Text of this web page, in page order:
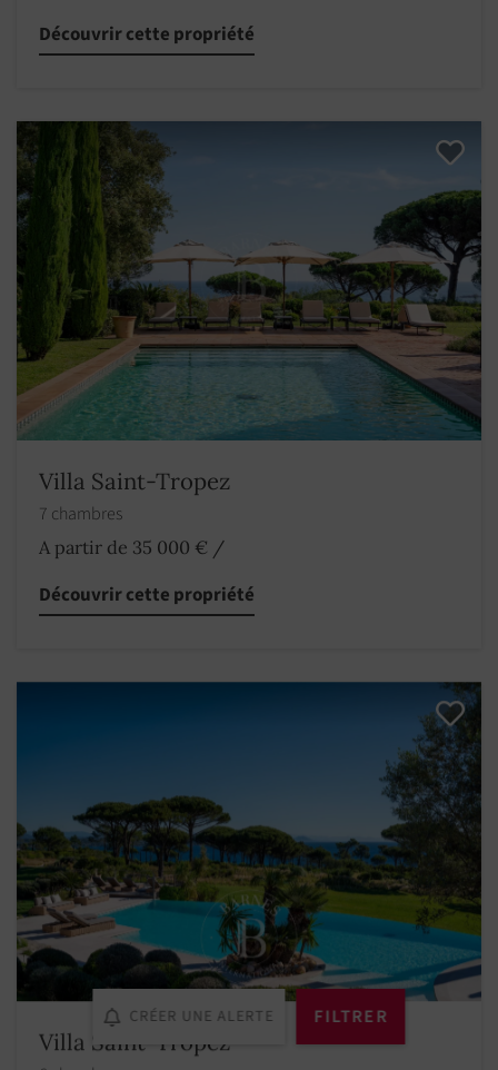
CRÉER UNE ALERTE FILTRER
Découvrir cette propriété
Villa Saint-Tropez
7 chambres
A partir de 35 000 € /
Découvrir cette propriété
Villa Saint-Tropez